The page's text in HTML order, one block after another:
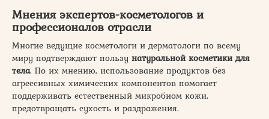
Мнения экспертов-косметологов и
профессионалов отрасли
Многие ведущие косметологи и дерматологи по всему
миру подтверждают пользу натуральной косметики для
тела. По их мнению, использование продуктов без
агрессивных химических компонентов помогает
поддерживать естественный микробиом кожи,
предотвращать сухость и раздражения.